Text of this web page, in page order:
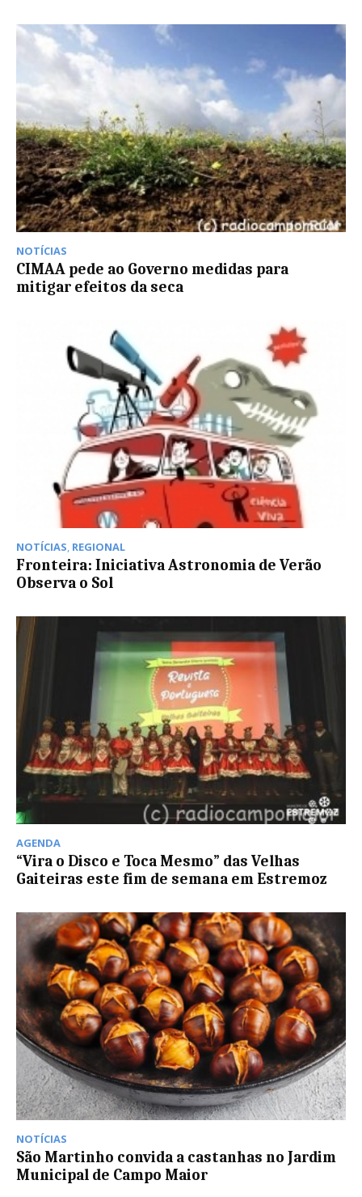
NOTÍCIAS
CIMAA pede ao Governo medidas para
mitigar efeitos da seca
NOTÍCIAS, REGIONAL
Fronteira: Iniciativa Astronomia de Verão
Observa o Sol
AGENDA
“Vira o Disco e Toca Mesmo” das Velhas
Gaiteiras este fim de semana em Estremoz
NOTÍCIAS
São Martinho convida a castanhas no Jardim
Municipal de Campo Maior